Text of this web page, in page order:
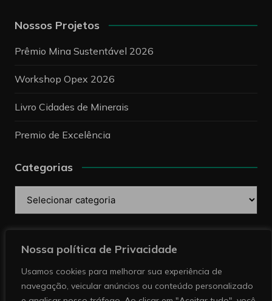
Nossa política de Privacidade
Usamos cookies para melhorar sua experiência de
navegação, veicular anúncios ou conteúdo personalizado
Nossos Projetos
Prêmio Mina Sustentável 2026
Workshop Opex 2026
Livro Cidades de Minerais
Premio de Excelência
Categorias